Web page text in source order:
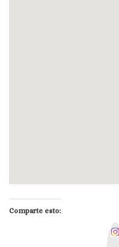
Comparte esto: